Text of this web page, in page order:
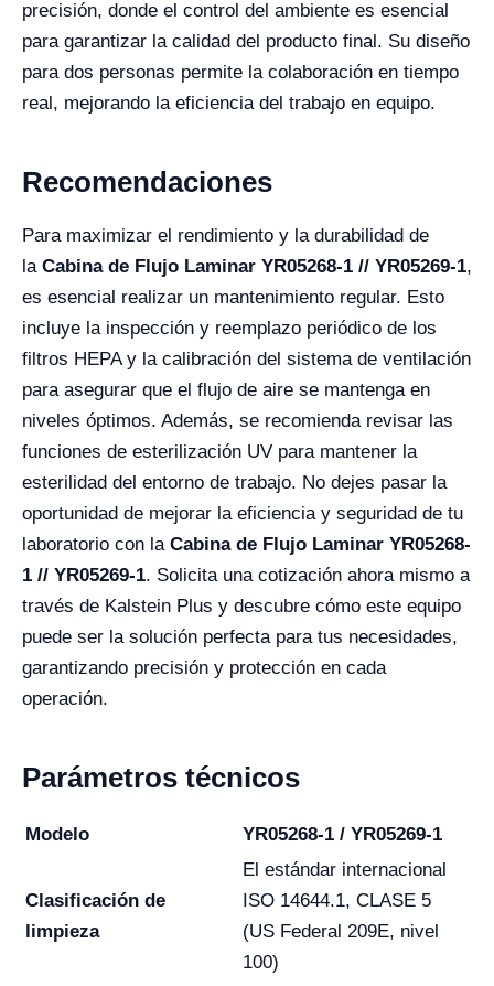
precisión, donde el control del ambiente es esencial
para garantizar la calidad del producto final. Su diseño
para dos personas permite la colaboración en tiempo
real, mejorando la eficiencia del trabajo en equipo.
Recomendaciones
Para maximizar el rendimiento y la durabilidad de
la Cabina de Flujo Laminar YR05268-1 // YR05269-1,
es esencial realizar un mantenimiento regular. Esto
incluye la inspección y reemplazo periódico de los
filtros HEPA y la calibración del sistema de ventilación
para asegurar que el flujo de aire se mantenga en
niveles óptimos. Además, se recomienda revisar las
funciones de esterilización UV para mantener la
esterilidad del entorno de trabajo. No dejes pasar la
oportunidad de mejorar la eficiencia y seguridad de tu
laboratorio con la Cabina de Flujo Laminar YR05268-
1 // YR05269-1. Solicita una cotización ahora mismo a
través de Kalstein Plus y descubre cómo este equipo
puede ser la solución perfecta para tus necesidades,
garantizando precisión y protección en cada
operación.
Parámetros técnicos
Modelo YR05268-1 / YR05269-1
Clasificación de
limpieza
El estándar internacional
ISO 14644.1, CLASE 5
(US Federal 209E, nivel
100)